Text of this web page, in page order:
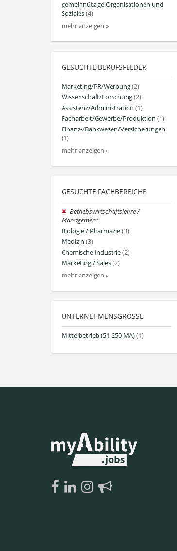
gemeinnützige Organisationen und
Soziales(4)
mehr anzeigen »
GESUCHTE BERUFSFELDER
Marketing/PR/Werbung(2)
Wissenschaft/Forschung(2)
Assistenz/Administration (1)
Facharbeit/Gewerbe/Produktion (1)
Finanz-/Bankwesen/Versicherungen
(1)
mehr anzeigen »
GESUCHTE FACHBEREICHE
Betriebswirtschaftslehre /
Management
Biologie / Pharmazie(3)
Medizin (3)
Chemische Industrie(2)
Marketing / Sales(2)
mehr anzeigen »
UNTERNEHMENSGRÖSSE
Mittelbetrieb (51-250 MA)(1)